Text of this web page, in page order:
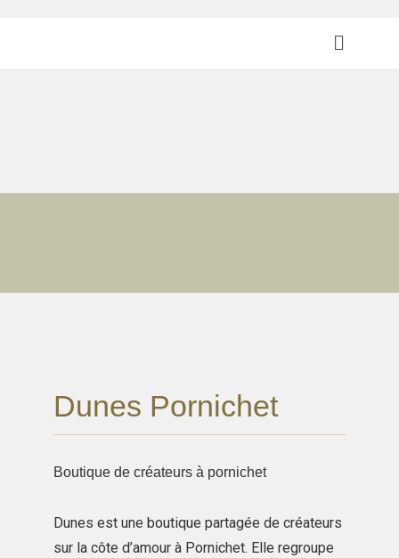
Dunes Pornichet
Boutique de créateurs à pornichet
Dunes est une boutique partagée de créateurs
sur la côte d’amour à Pornichet. Elle regroupe